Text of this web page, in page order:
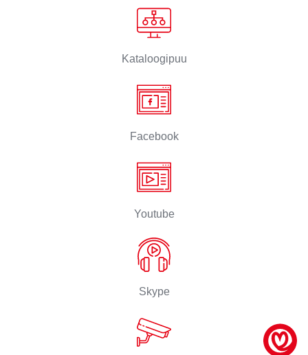
Kataloogipuu
Facebook
Youtube
Skype